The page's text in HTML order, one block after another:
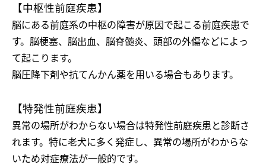
【中枢性前庭疾患】
脳にある前庭系の中枢の障害が原因で起こる前庭疾患で
す。脳梗塞、脳出血、脳脊髄炎、頭部の外傷などによっ
て起こります。
脳圧降下剤や抗てんかん薬を用いる場合もあります。
【特発性前庭疾患】
異常の場所がわからない場合は特発性前庭疾患と診断さ
れます。特に老犬に多く発症し、異常の場所がわからな
いため対症療法が一般的です。